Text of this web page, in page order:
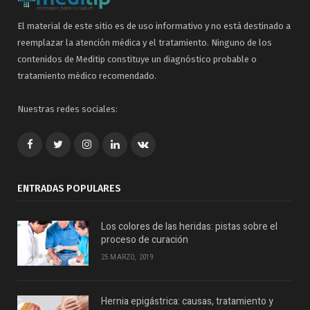
El material de este sitio es de uso informativo y no está destinado a
reemplazar la atención médica y el tratamiento. Ninguno de los
contenidos de Meditip constituye un diagnóstico probable o
tratamiento médico recomendado.
Nuestras redes sociales:
FacebookTwitterGoogle+LinkedInVK
ENTRADAS POPULARES
Los colores de las heridas: pistas sobre el
proceso de curación
25 MARZO, 2019
Hernia epigástrica: causas, tratamiento y